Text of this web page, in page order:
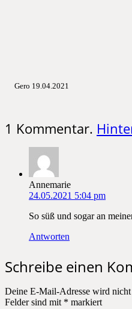
Gero 19.04.2021
1 Kommentar.
Annemarie
24.05.2021 5:04 pm
So süß und sogar an
Antworten
Schreibe einen
Deine E-Mail-Adresse wird
Felder sind mit * markiert